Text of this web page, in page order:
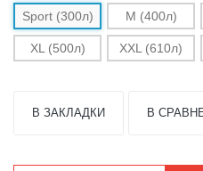
Sport (300л)
M (400л)
XL (500л) XXL (610л)
В ЗАКЛАДКИ В